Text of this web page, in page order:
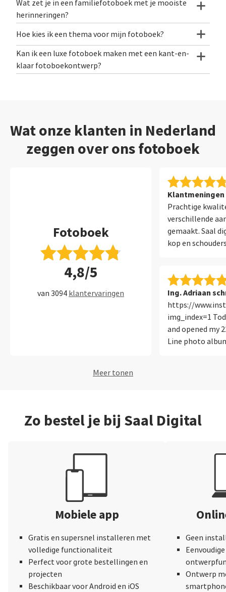
Wat zet je in een familiefotoboek met je mooiste
herinneringen?
Hoe kies ik een thema voor mijn fotoboek?
Kan ik een luxe fotoboek maken met een kant-en-
klaar fotoboekontwerp?
Wat onze klanten in Nederland
zeggen over ons fotoboek
Fotoboek
4,8/5
van 3094 klantervaringen
Klantmeningen
Prachtige
verschillende
gemaakt. Saal
kop en
boeken bij Saal!
Ing. Adriaan
https://
img_index=1
and opened my
Line photo
travel portfolio,
websites are
high resolution
representative
nearly the
the printed
provide a
smudging.)
very easy for
adjust and
Meer tonen
Zo bestel je bij Saal Digital
Mobiele app
Gratis en supersnel installeren met
volledige functionaliteit
Perfect voor grote bestellingen en
projecten
Beschikbaar voor Android en iOS
Geen
Ontwerp